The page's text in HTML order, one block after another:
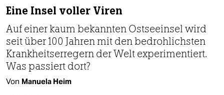
nord
wahrheit
verlag
verlag
Eine Insel voller Viren
Auf einer kaum bekannten Ostseeinsel wird
seit über 100 Jahren mit den bedrohlichsten
Krankheitserregern der Welt experimentiert.
Was passiert dort?
Von Manuela Heim